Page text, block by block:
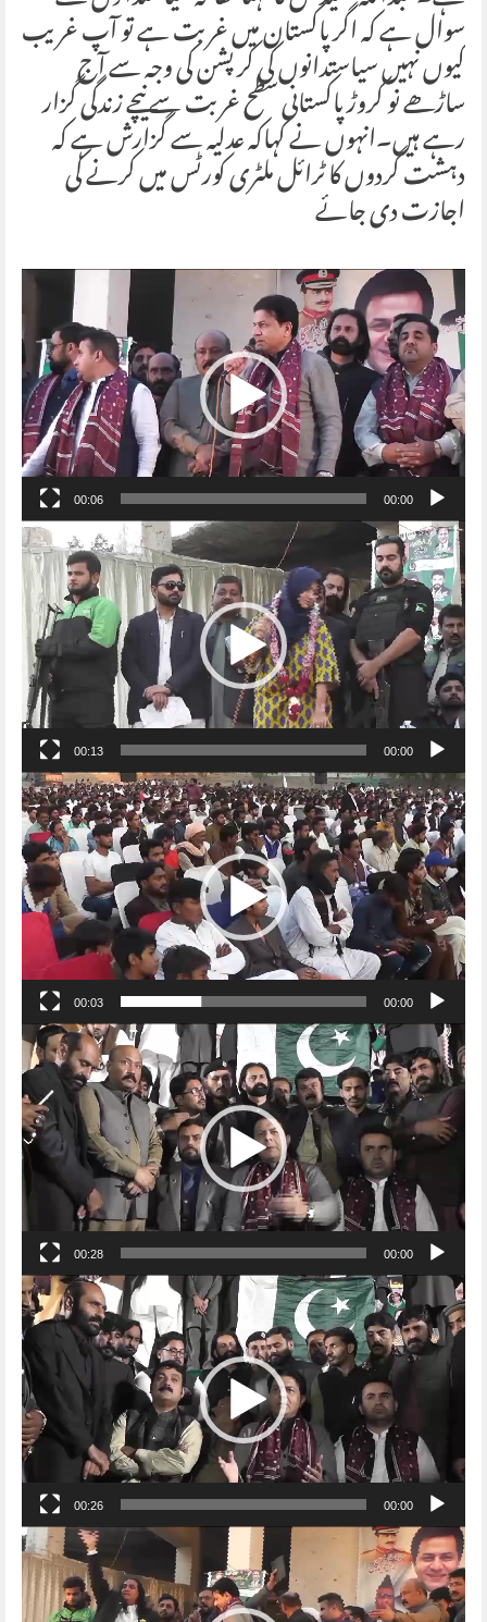
سوال ہے کہ اگر پاکستان میں غربت ہے تو آپ غریب
کیوں نہیں سیاستدانوں کی کرپشن کی وجہ سے آج
ساڑھے نو کروڑ پاکستانی سطح غربت سے نیچے زندگی گزار
رہے ہیں۔انہوں نے کہاکہ عدلیہ سے گزارش ہے کہ
دہشت گردوں کا ٹرائل ملٹری کورٹس میں کرنے کی
اجازت دی جائے
Video
Player
00:00
00:06
Video
Player
00:00
00:13
Video
Player
00:00
00:03
Video
Player
00:00
00:28
Video
Player
00:00
00:26
Video
Player